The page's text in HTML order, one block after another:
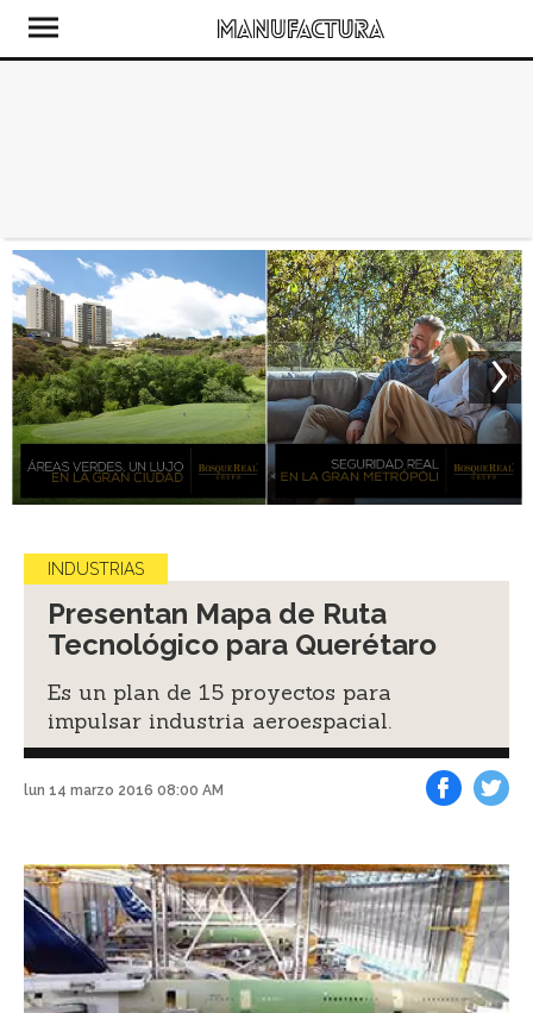
INDUSTRIAS
Presentan Mapa de Ruta
Tecnológico para Querétaro
Es un plan de 15 proyectos para
impulsar industria aeroespacial.
lun 14 marzo 2016 08:00 AM